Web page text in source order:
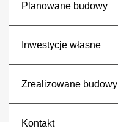
Planowane budowy
Inwestycje własne
Zrealizowane budowy
Kontakt